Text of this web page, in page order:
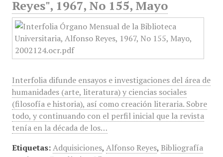
Reyes", 1967, No 155, Mayo
Interfolia difunde ensayos e investigaciones del área de
humanidades (arte, literatura) y ciencias sociales
(filosofía e historia), así como creación literaria. Sobre
todo, y continuando con el perfil inicial que la revista
tenía en la década de los…
Etiquetas: Adquisiciones, Alfonso Reyes, Bibliografía